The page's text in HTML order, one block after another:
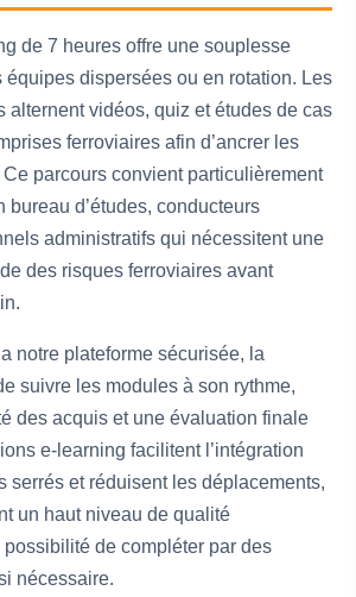
de 7 heures offre une souplesse
équipes dispersées ou en rotation. Les
alternent vidéos, quiz et études de cas
ferroviaires afin d’ancrer les
parcours convient particulièrement
bureau d’études, conducteurs
administratifs qui nécessitent une
des risques ferroviaires avant
notre plateforme sécurisée, la
suivre les modules à son rythme,
des acquis et une évaluation finale
e‑learning facilitent l’intégration
serrés et réduisent les déplacements,
un haut niveau de qualité
de compléter par des
nécessaire.